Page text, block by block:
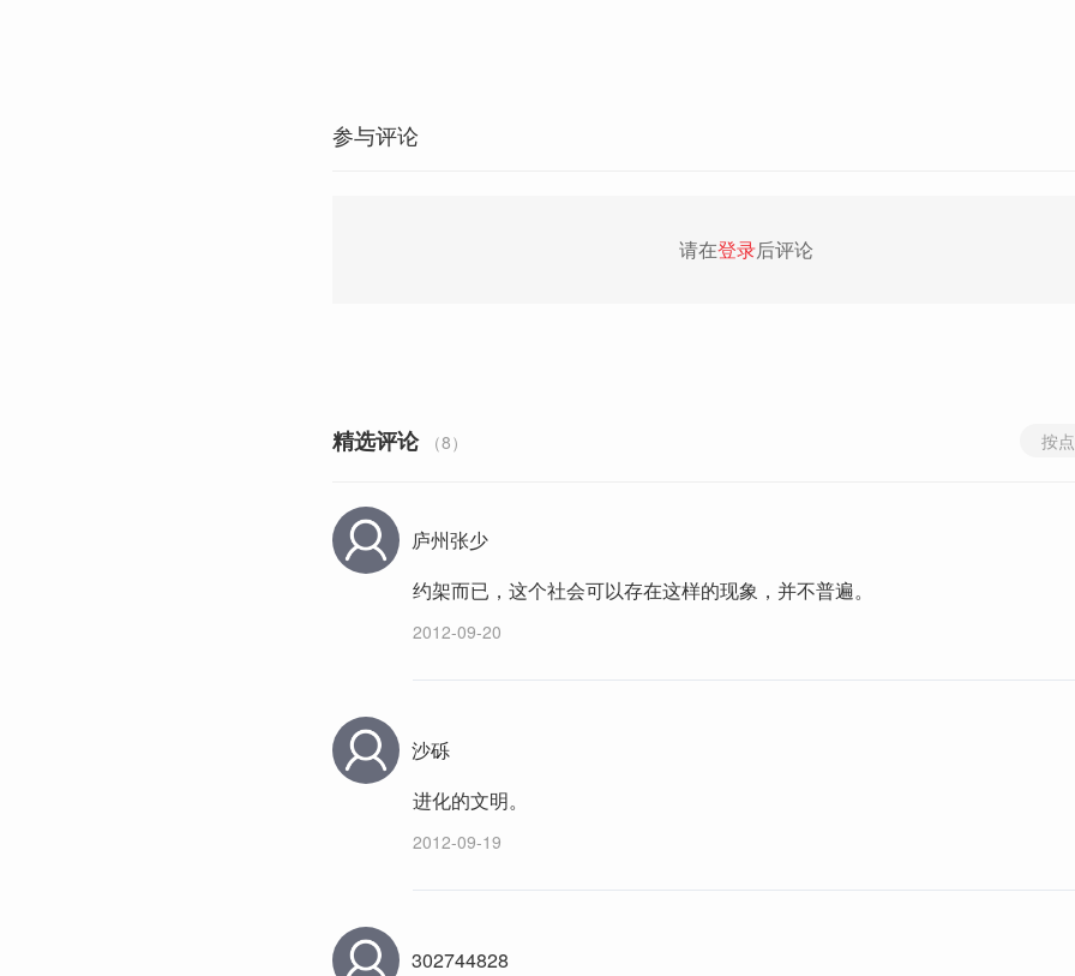
参与评论
请在登录后评论
精选评论 （8） 按
庐州张少
约架而已，这个社会可以存在这样的现象，并不普遍。
2012-09-20
沙砾
进化的文明。
2012-09-19
302744828